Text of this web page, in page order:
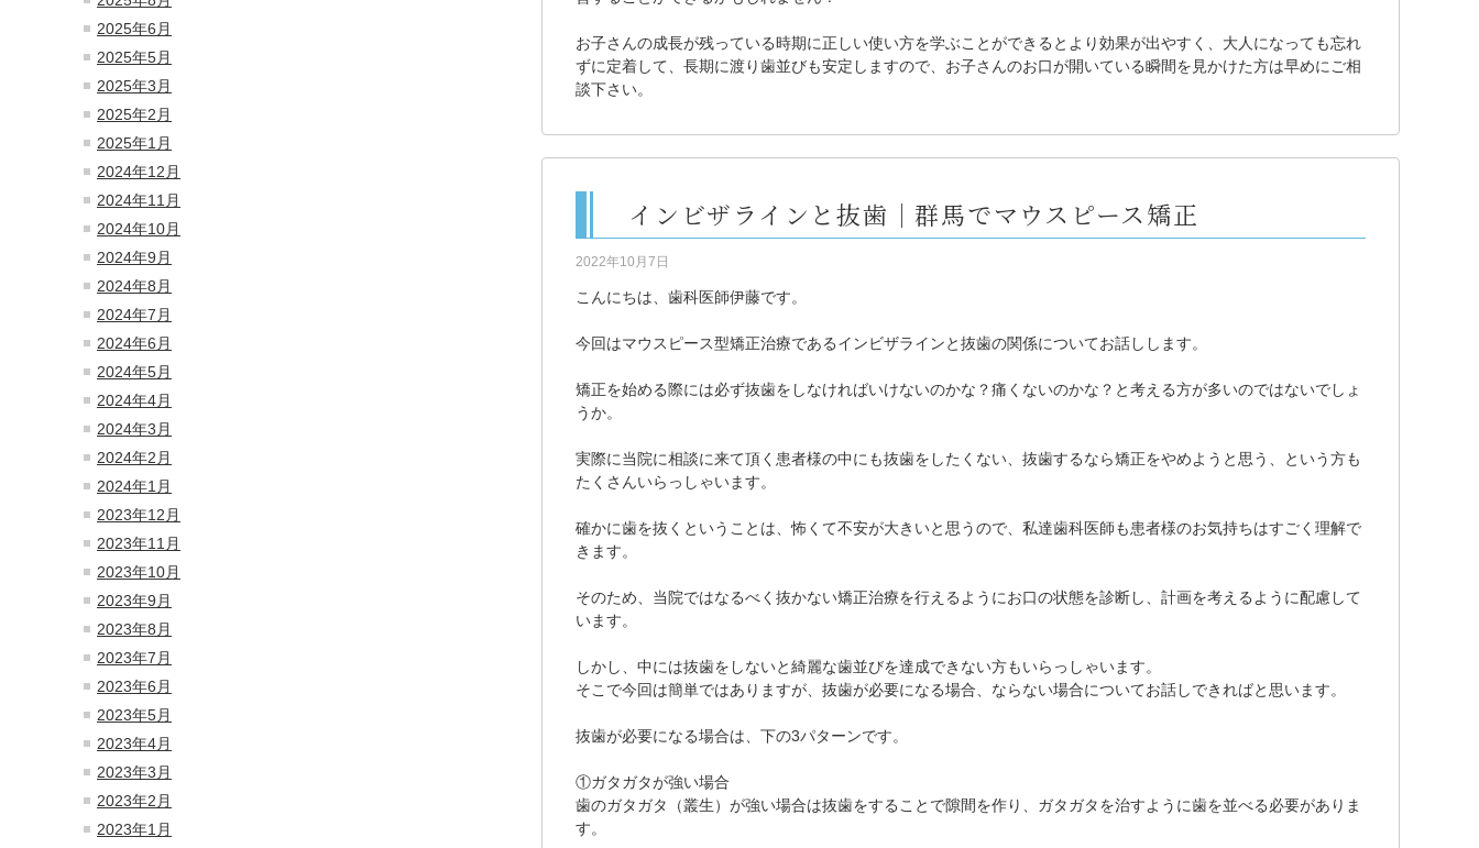
2025年6月
2025年5月
2025年3月
2025年2月
2025年1月
2024年12月
2024年11月
2024年10月
2024年9月
2024年8月
2024年7月
2024年6月
2024年5月
2024年4月
2024年3月
2024年2月
2024年1月
2023年12月
2023年11月
2023年10月
2023年9月
2023年8月
2023年7月
2023年6月
2023年5月
2023年4月
2023年3月
2023年2月
2023年1月
お子さんの成長が残っている時期に正しい使い方を学ぶことができるとより効果が出やすく、大人になっても忘れ
ずに定着して、長期に渡り歯並びも安定しますので、お子さんのお口が開いている瞬間を見かけた方は早めにご相
談下さい。
インビザラインと抜歯｜群馬でマウスピース矯正
2022年10月7日
こんにちは、歯科医師伊藤です。
今回はマウスピース型矯正治療であるインビザラインと抜歯の関係についてお話しします。
矯正を始める際には必ず抜歯をしなければいけないのかな？痛くないのかな？と考える方が多いのではないでしょ
うか。
実際に当院に相談に来て頂く患者様の中にも抜歯をしたくない、抜歯するなら矯正をやめようと思う、という方も
たくさんいらっしゃいます。
確かに歯を抜くということは、怖くて不安が大きいと思うので、私達歯科医師も患者様のお気持ちはすごく理解で
きます。
そのため、当院ではなるべく抜かない矯正治療を行えるようにお口の状態を診断し、計画を考えるように配慮して
います。
しかし、中には抜歯をしないと綺麗な歯並びを達成できない方もいらっしゃいます。
そこで今回は簡単ではありますが、抜歯が必要になる場合、ならない場合についてお話しできればと思います。
抜歯が必要になる場合は、下の3パターンです。
①ガタガタが強い場合
歯のガタガタ（叢生）が強い場合は抜歯をすることで隙間を作り、ガタガタを治すように歯を並べる必要がありま
す。